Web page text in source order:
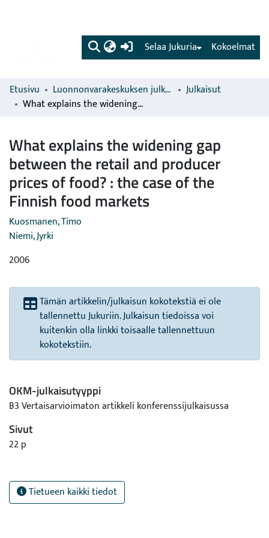
(current) Kokoelmat
Selaa Jukuria
Etusivu Luonnonvarakeskuksen julkaisut
Julkaisut
What explains the widening gap between the retail and producer prices of food? : the case of the Finnish food markets
What explains the widening gap
between the retail and producer
prices of food? : the case of the
Finnish food markets
Kuosmanen, Timo
Niemi, Jyrki
2006
Tämän artikkelin/julkaisun kokotekstiä ei ole
tallennettu Jukuriin. Julkaisun tiedoissa voi
kuitenkin olla linkki toisaalle tallennettuun
kokotekstiin.
OKM-julkaisutyyppi
B3 Vertaisarvioimaton artikkeli konferenssijulkaisussa
Sivut
22 p
Tietueen kaikki tiedot